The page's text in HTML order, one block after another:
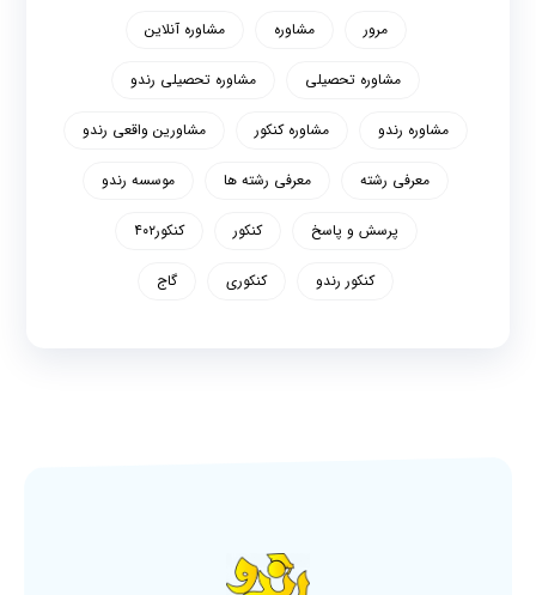
مرور مشاوره مشاوره آنلاین
مشاوره تحصیلی مشاوره تحصیلی رندو
مشاوره رندو مشاوره کنکور مشاورین واقعی رندو
معرفی رشته معرفی رشته ها موسسه رندو
پرسش و پاسخ کنکور کنکور۴۰۲
کنکور رندو کنکوری گاج